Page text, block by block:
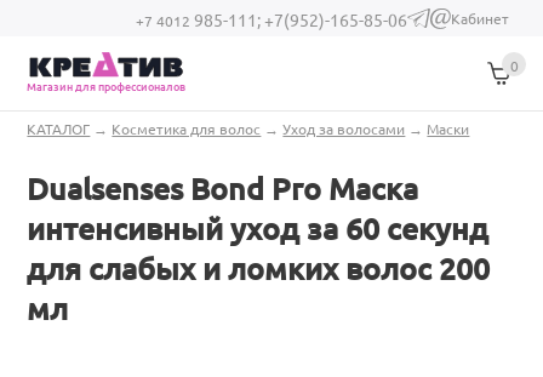
Перейти к основному содержанию
+7 4012 985-111;+7(952)-165-85-06
(link sends e-
Кабинет
Магазин для профессионалов
0
Вы здесь
КАТАЛОГ → Косметика для волос →Уход за волосами → Маски
Dualsenses Bond Pro Маска
интенсивный уход за 60 секунд
для слабых и ломких волос 200
мл